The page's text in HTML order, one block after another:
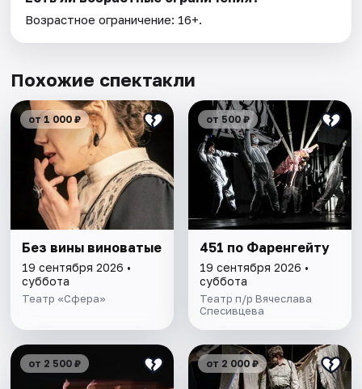
Возрастное ограничение: 16+.
Похожие спектакли
от 1 000 ₽
Без вины виноватые
19 сентября 2026 •
суббота
Театр «Сфера»
от 500 ₽
451 по Фаренгейту
19 сентября 2026 •
суббота
Театр п/р Вячеслава
Спесивцева
от 2 500 ₽ от 2 000 ₽